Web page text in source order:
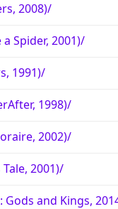
2008)/
Spider, 2001)/
1991)/
1998)/
2002)/
2001)/
Gods and Kings,